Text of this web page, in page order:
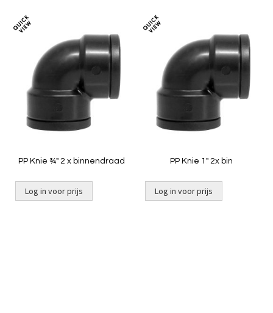
Toevoegen
om
vergelijken
PP Knie ¾" 2 x binnendraad
Log in voor prijs
om
PP Knie 1" 2x bin
Log in voor prijs